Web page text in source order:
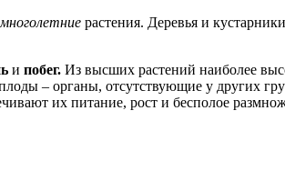
растения. Деревья и
и побег. Из высших растений наиболее
– органы, отсутствующие у других
их питание, рост и бесполое